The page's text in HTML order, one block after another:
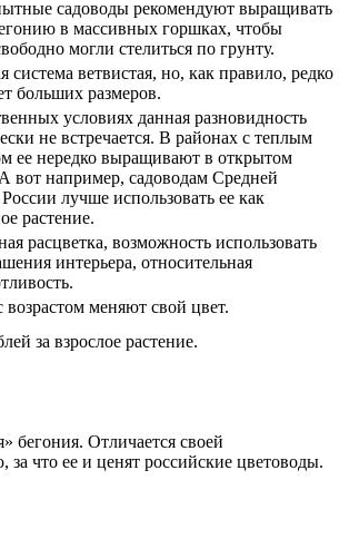
садоводы рекомендуют выращивать
в массивных горшках, чтобы
могли стелиться по грунту.
система ветвистая, но, как правило, редко
больших размеров.
условиях данная разновидность
не встречается. В районах с теплым
ее нередко выращивают в открытом
вот например, садоводам Средней
лучше использовать ее как
растение.
расцветка, возможность использовать
интерьера, относительная
возрастом меняют свой цвет.
за взрослое растение.
бегония. Отличается своей
за что ее и ценят российские цветоводы.